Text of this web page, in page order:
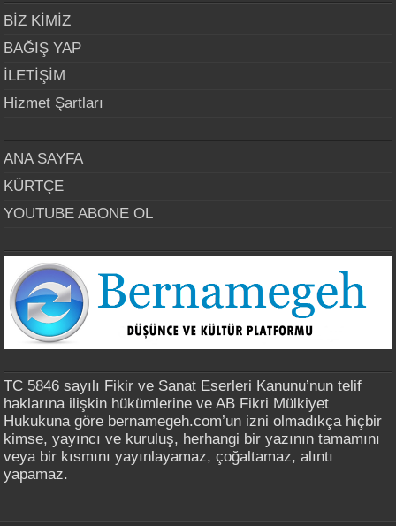
BİZ KİMİZ
BAĞIŞ YAP
İLETİŞİM
Hizmet Şartları
ANA SAYFA
KÜRTÇE
YOUTUBE ABONE OL
TC 5846 sayılı Fikir ve Sanat Eserleri Kanunu’nun telif
haklarına ilişkin hükümlerine ve AB Fikri Mülkiyet
Hukukuna göre bernamegeh.com’un izni olmadıkça hiçbir
kimse, yayıncı ve kuruluş, herhangi bir yazının tamamını
veya bir kısmını yayınlayamaz, çoğaltamaz, alıntı
yapamaz.